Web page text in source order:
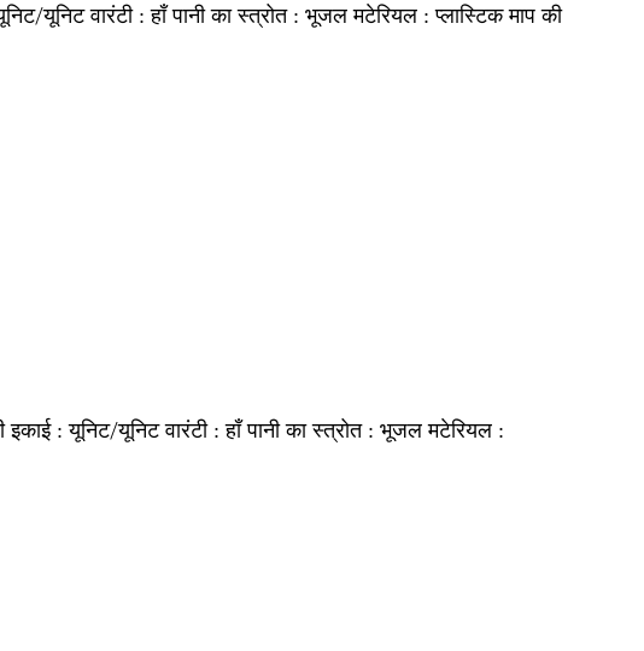
यूनिट वारंटी :हाँ पानी का स्त्रोत : भूजल मटेरियल :प्लास्टिक माप की
इकाई :यूनिट/यूनिट वारंटी :हाँ पानी का स्त्रोत : भूजल मटेरियल :